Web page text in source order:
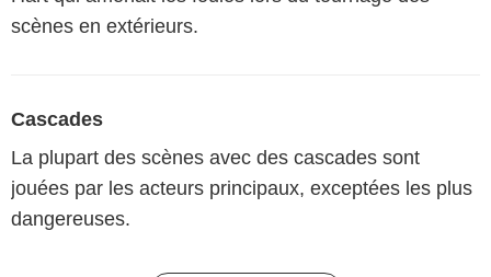
scènes en extérieurs.
Cascades
La plupart des scènes avec des cascades sont
jouées par les acteurs principaux, exceptées les plus
dangereuses.